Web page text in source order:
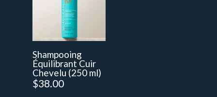
Shampooing
Équilibrant Cuir
Chevelu (250 ml)
$38.00